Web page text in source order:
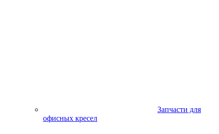
Запчасти для
офисных кресел